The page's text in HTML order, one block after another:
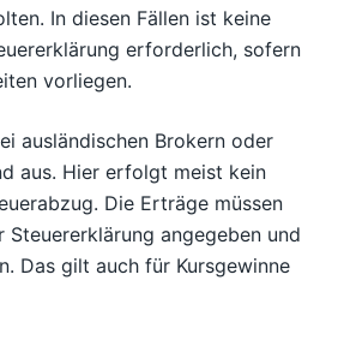
In diesen Fällen ist keine
erforderlich, sofern
vorliegen.
ausländischen Brokern oder
aus. Hier erfolgt meist kein
Die Erträge müssen
Steuererklärung angegeben und
Das gilt auch für Kursgewinne